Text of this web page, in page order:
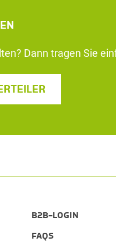
Dann tragen Sie
B2B-LOGIN
FAQS